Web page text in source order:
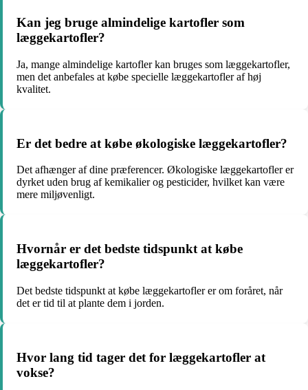
Kan jeg bruge almindelige kartofler som
læggekartofler?
Ja, mange almindelige kartofler kan bruges som læggekartofler,
men det anbefales at købe specielle læggekartofler af høj
kvalitet.
Er det bedre at købe økologiske læggekartofler?
Det afhænger af dine præferencer. Økologiske læggekartofler er
dyrket uden brug af kemikalier og pesticider, hvilket kan være
mere miljøvenligt.
Hvornår er det bedste tidspunkt at købe
læggekartofler?
Det bedste tidspunkt at købe læggekartofler er om foråret, når
det er tid til at plante dem i jorden.
Hvor lang tid tager det for læggekartofler at
vokse?